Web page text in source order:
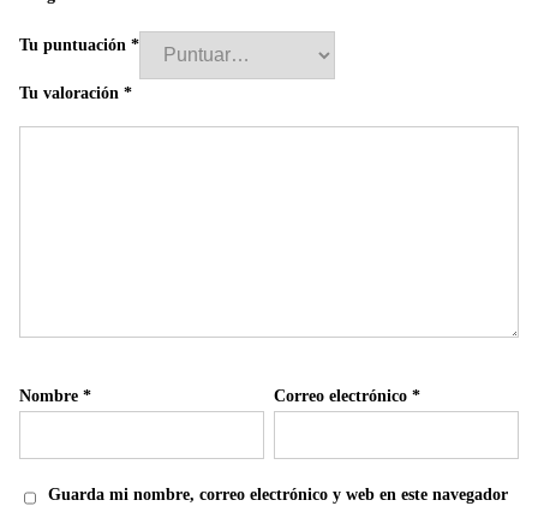
Tu puntuación *
Tu valoración *
Nombre * Correo electrónico*
Guarda mi nombre, correo electrónico y web en este navegador